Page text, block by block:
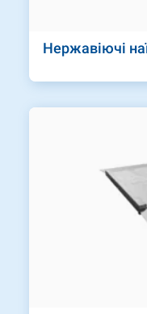
Нержавіючі